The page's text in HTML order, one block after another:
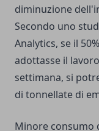
diminuzione
Secondo uno
Analytics, se il
adottasse il
settimana, si
di tonnellate di
Minore consumo